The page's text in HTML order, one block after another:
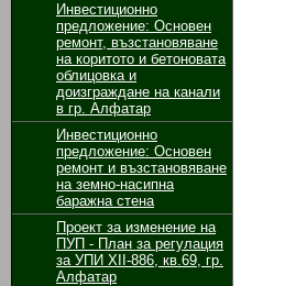
Инвестиционно
предложение: Основен
ремонт, възстановяване
на коритото и бетоновата
облицовка и
доизграждане на канали
в гр. Алфатар
Инвестиционно
предложение: Основен
ремонт и възстановяване
на земно-насипна
баражна стена
Проект за изменение на
ПУП - План за регулация
за УПИ ХІІ-886, кв.69, гр.
Алфатар